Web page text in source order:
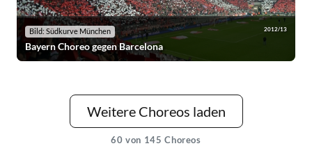
Bild: Südkurve München 2012/13
Bayern Choreo gegen Barcelona
Weitere Choreos laden
60 von 145 Choreos